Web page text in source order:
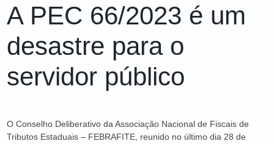
A PEC 66/2023 é um
desastre para o
servidor público
O Conselho Deliberativo da Associação Nacional de Fiscais de
Tributos Estaduais – FEBRAFITE, reunido no último dia 28 de